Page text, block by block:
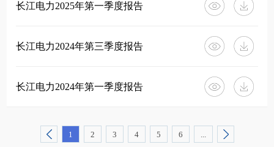
长江电力2025年第一季度报告
长江电力2024年第三季度报告
长江电力2024年第一季度报告
1 2 3 4 5 6 ...